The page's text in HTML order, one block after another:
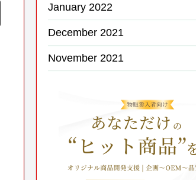
January 2022
December 2021
November 2021